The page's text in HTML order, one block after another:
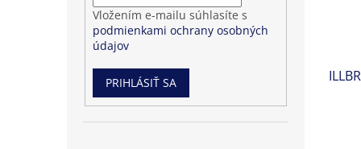
odběru
novinek
Vložením e-mailu súhlasíte s
podmienkami ochrany osobných
údajov
PRIHLÁSIŤ SA